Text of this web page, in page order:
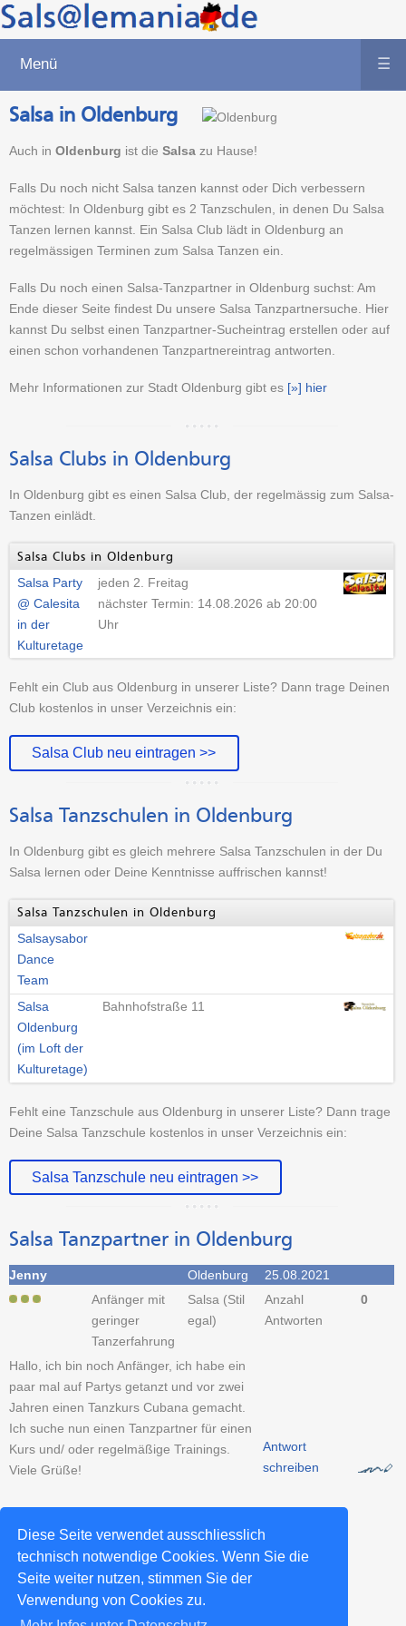
Diese Seite verwendet ausschliesslich
technisch notwendige Cookies. Wenn Sie die
Seite weiter nutzen, stimmen Sie der
Verwendung von Cookies zu.
Menü ☰
Salsa in Oldenburg
Auch in Oldenburg ist die Salsa zu Hause!
Falls Du noch nicht Salsa tanzen kannst oder Dich verbessern
möchtest: In Oldenburg gibt es 2 Tanzschulen, in denen Du Salsa
Tanzen lernen kannst. Ein Salsa Club lädt in Oldenburg an
regelmässigen Terminen zum Salsa Tanzen ein.
Falls Du noch einen Salsa-Tanzpartner in Oldenburg suchst: Am
Ende dieser Seite findest Du unsere Salsa Tanzpartnersuche. Hier
kannst Du selbst einen Tanzpartner-Sucheintrag erstellen oder auf
einen schon vorhandenen Tanzpartnereintrag antworten.
Mehr Informationen zur Stadt Oldenburg gibt es [»] hier
Salsa Clubs in Oldenburg
In Oldenburg gibt es einen Salsa Club, der regelmässig zum Salsa-
Tanzen einlädt.
Salsa Clubs in Oldenburg
Salsa Party
@ Calesita
in der
Kulturetage
jeden 2. Freitag
nächster Termin: 14.08.2026 ab 20:00
Uhr
Fehlt ein Club aus Oldenburg in unserer Liste? Dann trage Deinen
Club kostenlos in unser Verzeichnis ein:
Salsa Club neu eintragen >>
Salsa Tanzschulen in Oldenburg
In Oldenburg gibt es gleich mehrere Salsa Tanzschulen in der Du
Salsa lernen oder Deine Kenntnisse auffrischen kannst!
Salsa Tanzschulen in Oldenburg
Salsaysabor
Dance
Team
Salsa
Oldenburg
(im Loft der
Kulturetage)
Bahnhofstraße 11
Fehlt eine Tanzschule aus Oldenburg in unserer Liste? Dann trage
Deine Salsa Tanzschule kostenlos in unser Verzeichnis ein:
Salsa Tanzschule neu eintragen >>
Salsa Tanzpartner in Oldenburg
Jenny Oldenburg
25.08.2021
Anfänger mit
geringer
Tanzerfahrung
Salsa (Stil
egal)
Anzahl
Antworten
0
Hallo, ich bin noch Anfänger, ich habe ein
paar mal auf Partys getanzt und vor zwei
Jahren einen Tanzkurs Cubana gemacht.
Ich suche nun einen Tanzpartner für einen
Kurs und/ oder regelmäßige Trainings.
Viele Grüße!
Antwort
schreiben
Tanzpartner-Sucheintrag erstellen >>
Weitere Salsa-Städte >>